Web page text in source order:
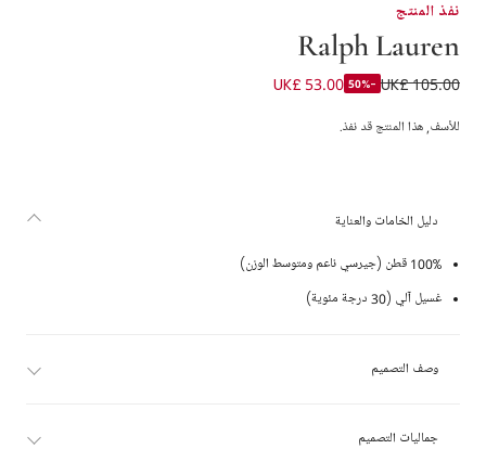
نفذ المنتج
Ralph Lauren
بنطلون رياضي مطرز قطن لون أزرق للبنات
UK£ 105.00
-50%
UK£ 53.00
للأسف, هذا المنتج قد نفذ.
دليل الخامات والعناية
100% قطن (جيرسي ناعم ومتوسط الوزن)
غسيل آلي (30 درجة مئوية)
وصف التصميم
جماليات التصميم